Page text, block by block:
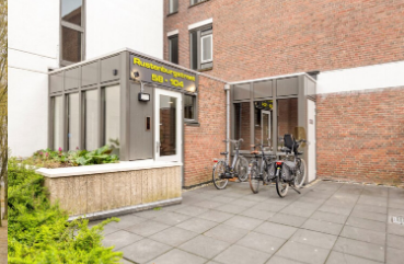
de rustige kant van het complex welke uit kijkt op de
het Catharina Amaliapark, de drukte opzoeken in het
van alles dat de horeca te bieden heeft, op zaterdag
In het appartementencomplex wordt een
plinten en raambekleding. Keuken met koelkast,
kastruimte. De wanden zijn wit afgewerkt en
met mengkraan en spiegel voorzien van verlichting.